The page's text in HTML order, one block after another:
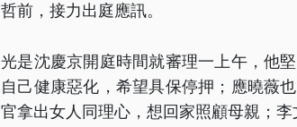
哲前，接力出庭應訊。
光是沈慶京開庭時間就審理一上午，他
自己健康惡化，希望具保停押；應曉薇
官拿出女人同理心，想回家照顧母親；李